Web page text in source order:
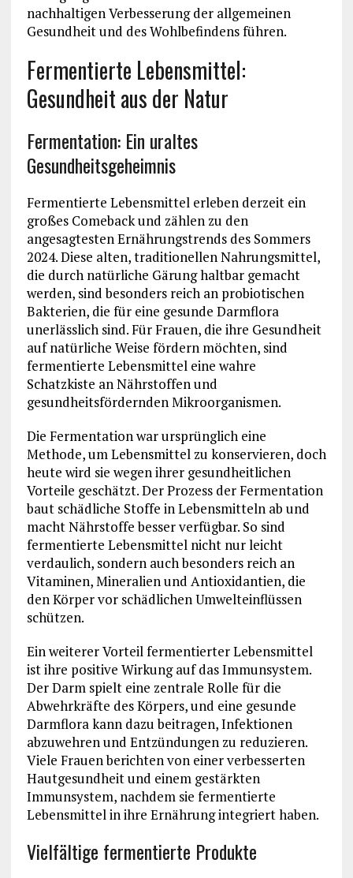
nachhaltigen Verbesserung der allgemeinen
Gesundheit und des Wohlbefindens führen.
Fermentierte Lebensmittel:
Gesundheit aus der Natur
Fermentation: Ein uraltes
Gesundheitsgeheimnis
Fermentierte Lebensmittel erleben derzeit ein
großes Comeback und zählen zu den
angesagtesten Ernährungstrends des Sommers
2024. Diese alten, traditionellen Nahrungsmittel,
die durch natürliche Gärung haltbar gemacht
werden, sind besonders reich an probiotischen
Bakterien, die für eine gesunde Darmflora
unerlässlich sind. Für Frauen, die ihre Gesundheit
auf natürliche Weise fördern möchten, sind
fermentierte Lebensmittel eine wahre
Schatzkiste an Nährstoffen und
gesundheitsfördernden Mikroorganismen.
Die Fermentation war ursprünglich eine
Methode, um Lebensmittel zu konservieren, doch
heute wird sie wegen ihrer gesundheitlichen
Vorteile geschätzt. Der Prozess der Fermentation
baut schädliche Stoffe in Lebensmitteln ab und
macht Nährstoffe besser verfügbar. So sind
fermentierte Lebensmittel nicht nur leicht
verdaulich, sondern auch besonders reich an
Vitaminen, Mineralien und Antioxidantien, die
den Körper vor schädlichen Umwelteinflüssen
schützen.
Ein weiterer Vorteil fermentierter Lebensmittel
ist ihre positive Wirkung auf das Immunsystem.
Der Darm spielt eine zentrale Rolle für die
Abwehrkräfte des Körpers, und eine gesunde
Darmflora kann dazu beitragen, Infektionen
abzuwehren und Entzündungen zu reduzieren.
Viele Frauen berichten von einer verbesserten
Hautgesundheit und einem gestärkten
Immunsystem, nachdem sie fermentierte
Lebensmittel in ihre Ernährung integriert haben.
Vielfältige fermentierte Produkte